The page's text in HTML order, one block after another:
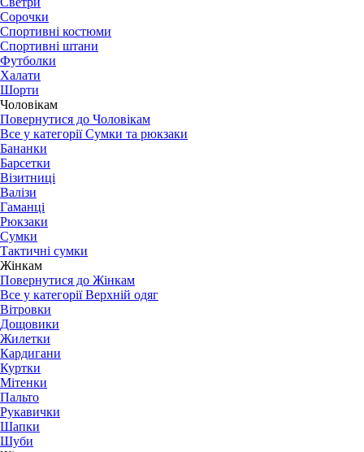
Сорочки
Спортивні костюми
Спортивні штани
Футболки
Халати
Шорти
Чоловікам
Повернутися до Чоловікам
Все у категорії Сумки та рюкзаки
Бананки
Барсетки
Візитниці
Валізи
Гаманці
Рюкзаки
Сумки
Тактичні сумки
Жінкам
Повернутися до Жінкам
Все у категорії Верхній одяг
Вітровки
Дощовики
Жилетки
Кардигани
Куртки
Мітенки
Пальто
Рукавички
Шапки
Шуби